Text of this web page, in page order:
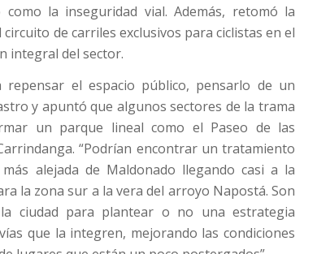
la inseguridad vial. Además, retomó la
circuito de carriles exclusivos para ciclistas en el
integral del sector.
repensar el espacio público, pensarlo de un
y apuntó que algunos sectores de la trama
un parque lineal como el Paseo de las
“Podrían encontrar un tratamiento
alejada de Maldonado llegando casi a la
la zona sur a la vera del arroyo Napostá. Son
ciudad para plantear o no una estrategia
que la integren, mejorando las condiciones